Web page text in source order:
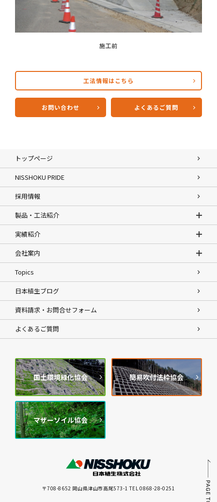
施工前
工法情報はこちら
お問い合わせ よくあるご質問
トップページ
NISSHOKU PRIDE
採用情報
製品・工法紹介
実績紹介
会社案内
Topics
日本植生ブログ
資料請求・お問合せフォーム
よくあるご質問
国土環境緑化協会 簡易吹付法枠協会
マザーソイル協会
〒708-8652 岡山県津山市高尾573-1 TEL 0868-28-0251